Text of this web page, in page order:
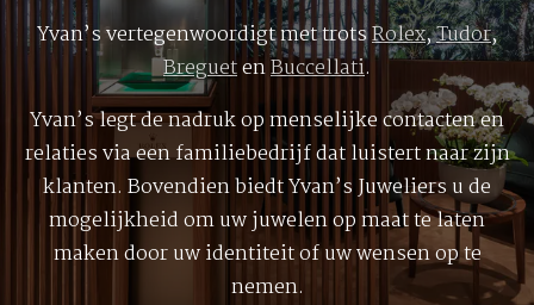
Yvan’s vertegenwoordigt met trotsRolex,Tudor,
BreguetenBuccellati.
Yvan’s legt de nadruk op menselijke contacten en
relaties via een familiebedrijf dat luistert naar zijn
klanten. Bovendien biedt Yvan’s Juweliers u de
mogelijkheid om uw juwelen op maat te laten
maken door uw identiteit of uw wensen op te
nemen.